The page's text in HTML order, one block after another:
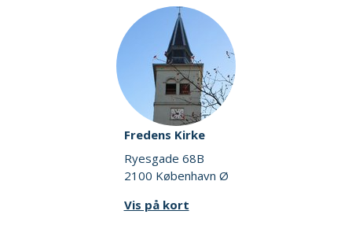
Fredens Kirke
Ryesgade 68B
2100 København Ø
Vis på kort